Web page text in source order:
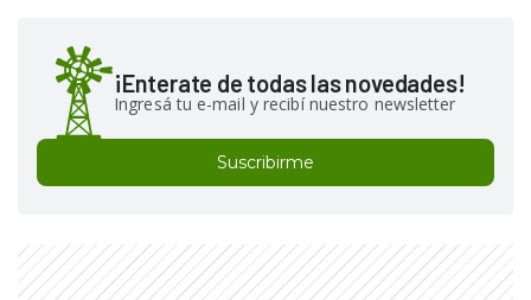
¡Enterate de todas las novedades!
Ingresá tu e-mail y recibí nuestro newsletter
Suscribirme